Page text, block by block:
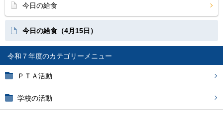
令和７年度
ＰＴＡ活動
学校の活動
今日の給食
今日の給食（4月15日）